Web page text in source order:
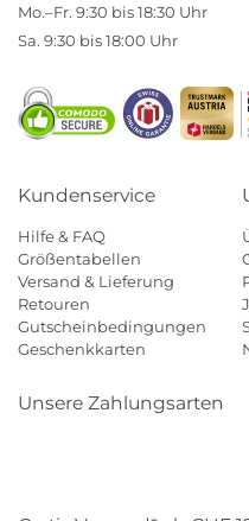
Mo.–Fr. 9:30 bis 18:30 Uhr
Sa. 9:30 bis 18:00 Uhr
Kundenservice
Hilfe & FAQ
Größentabellen
Versand & Lieferung
Retouren
Gutscheinbedingungen
Geschenkkarten
Unsere Zahlungsarten